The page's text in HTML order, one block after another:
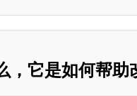
，它是如何帮助